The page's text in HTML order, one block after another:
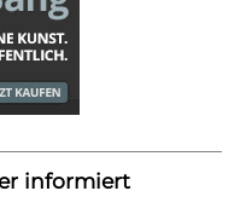
informiert